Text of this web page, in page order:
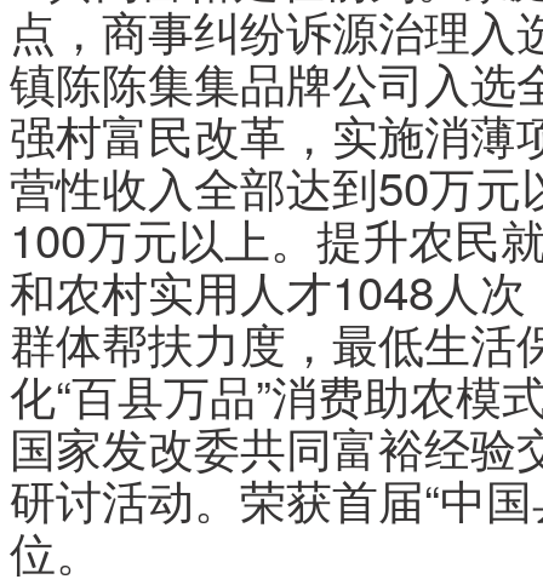
点，商事纠纷诉源治理
镇陈陈集集品牌公司入选
强村富民改革，实施消薄
营性收入全部达到50万
100万元以上。提升农民
和农村实用人才1048人
群体帮扶力度，最低生活
化“百县万品”消费助农模
国家发改委共同富裕经
研讨活动。荣获首届“中
位。